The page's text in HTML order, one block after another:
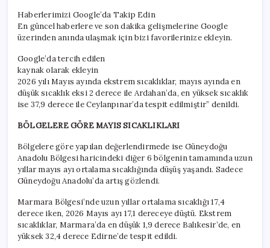
Haberlerimizi Google’da Takip Edin
En güncel haberlere ve son dakika gelişmelerine Google
üzerinden anında ulaşmak için bizi favorilerinize ekleyin.
Google’da tercih edilen
kaynak olarak ekleyin
2026 yılı Mayıs ayında ekstrem sıcaklıklar, mayıs ayında en
düşük sıcaklık eksi 2 derece ile Ardahan’da, en yüksek sıcaklık
ise 37,9 derece ile Ceylanpınar’da tespit edilmiştir” denildi.
BÖLGELERE GÖRE MAYIS SICAKLIKLARI
Bölgelere göre yapılan değerlendirmede ise Güneydoğu
Anadolu Bölgesi haricindeki diğer 6 bölgenin tamamında uzun
yıllar mayıs ayı ortalama sıcaklığında düşüş yaşandı. Sadece
Güneydoğu Anadolu’da artış gözlendi.
Marmara Bölgesi’nde uzun yıllar ortalama sıcaklığı 17,4
derece iken, 2026 Mayıs ayı 17,1 dereceye düştü. Ekstrem
sıcaklıklar, Marmara’da en düşük 1,9 derece Balıkesir’de, en
yüksek 32,4 derece Edirne’de tespit edildi.